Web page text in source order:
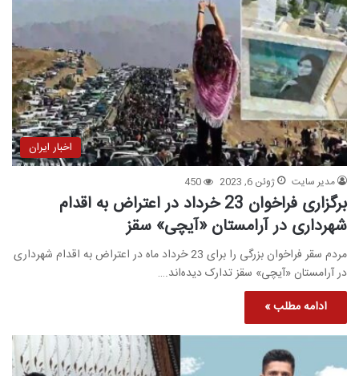
اخبار ایران
مدیر سایت ژوئن 6, 2023 450
برگزاری فراخوان 23 خرداد در اعتراض به اقدام
شهرداری در آرامستان «آیچی» سقز
مردم سقر فراخوان بزرگی را برای 23 خرداد ماه در اعتراض به اقدام شهرداری
در آرامستان «آیچی» سقز تدارک دیده‌اند.…
ادامه مطلب »